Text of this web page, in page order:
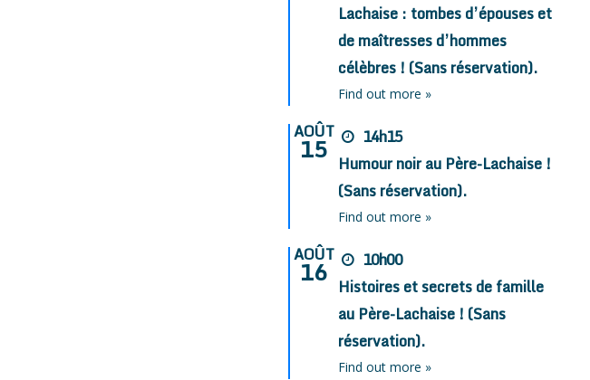
Lachaise : tombes d’épouses et
de maîtresses d’hommes
célèbres ! (Sans réservation).
Find out more »
AOÛT
15
14h15
Humour noir au Père-Lachaise !
(Sans réservation).
Find out more »
AOÛT
16
10h00
Histoires et secrets de famille
au Père-Lachaise ! (Sans
réservation).
Find out more »